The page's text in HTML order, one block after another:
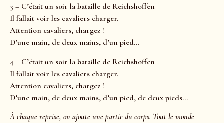
3 – C’était un soir la bataille de Reichshoffen
Il fallait voir les cavaliers charger.
Attention cavaliers, chargez !
D’une main, de deux mains, d’un pied…
4 – C’était un soir la bataille de Reichshoffen
Il fallait voir les cavaliers charger.
Attention cavaliers, chargez !
D’une main, de deux mains, d’un pied, de deux pieds…
À chaque reprise, on ajoute une partie du corps. Tout le monde